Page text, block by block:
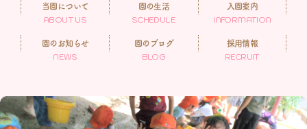
当園について
ABOUT US
園の生活
SCHEDULE
入園案内
INFORMATION
園のお知らせ
NEWS
園のブログ
BLOG
採用情報
RECRUIT